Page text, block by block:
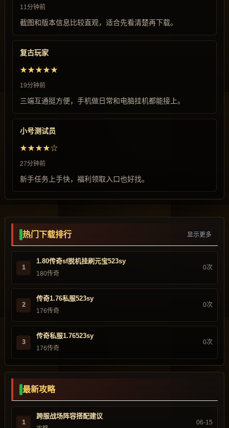
11分钟前
截图和版本信息比较直观，适合先看清楚再下载。
复古玩家
★★★★★
19分钟前
三端互通挺方便，手机做日常和电脑挂机都能接上。
小号测试员
★★★★☆
27分钟前
新手任务上手快，福利领取入口也好找。
热门下载排行 显示更多
1
1.80传奇sf脱机挂刷元宝523sy
180传奇
0次
2
传奇1.76私服523sy
176传奇
0次
3
传奇私服1.76523sy
176传奇
0次
最新攻略
1
跨服战场阵容搭配建议
06-15